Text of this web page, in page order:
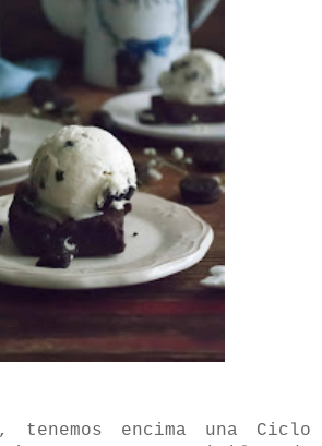
encima una Ciclo